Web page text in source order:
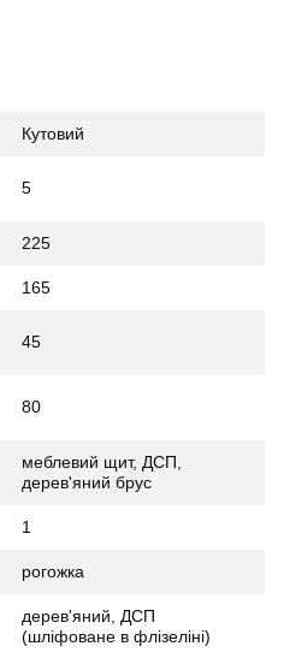
Кутовий
5
225
165
45
80
меблевий щит, ДСП,
дерев'яний брус
1
рогожка
дерев'яний, ДСП
(шліфоване в флізеліні)